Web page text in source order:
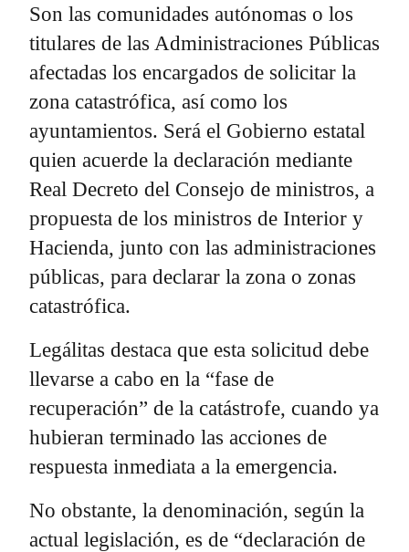
Son las comunidades autónomas o los
titulares de las Administraciones Públicas
afectadas los encargados de solicitar la
zona catastrófica, así como los
ayuntamientos. Será el Gobierno estatal
quien acuerde la declaración mediante
Real Decreto del Consejo de ministros, a
propuesta de los ministros de Interior y
Hacienda, junto con las administraciones
públicas, para declarar la zona o zonas
catastrófica.
Legálitas destaca que esta solicitud debe
llevarse a cabo en la “fase de
recuperación” de la catástrofe, cuando ya
hubieran terminado las acciones de
respuesta inmediata a la emergencia.
No obstante, la denominación, según la
actual legislación, es de “declaración de